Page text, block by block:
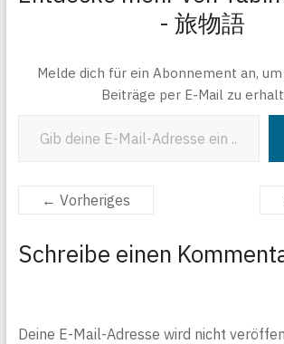
- 旅物語
Melde dich für ein Abonnement an,
Beiträge per E-Mail zu
← Vorheriges
Schreibe einen
Deine E-Mail-Adresse wird nicht